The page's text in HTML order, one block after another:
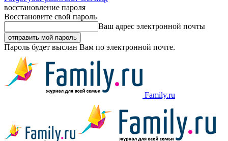
восстановление пароля
Восстановите свой пароль
Ваш адрес электронной почты
Пароль будет выслан Вам по электронной почте.
Family.ru